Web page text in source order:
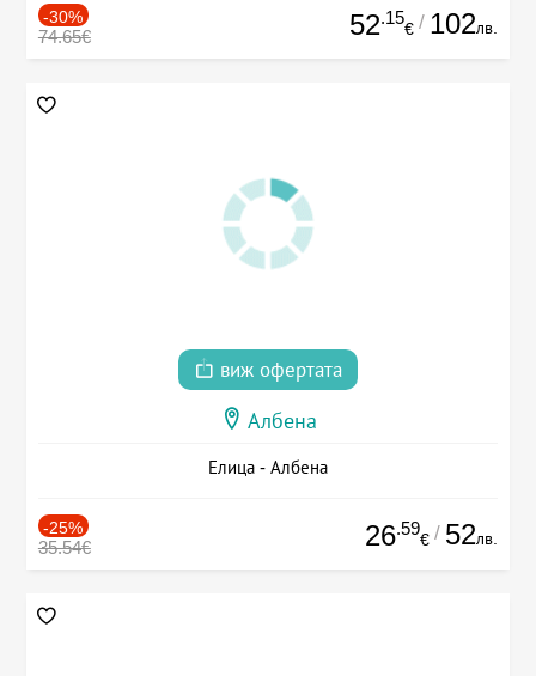
-30%
74.65€ 52.15
€ / 102лв.
виж офертата
Албена
Елица - Албена
-25%
35.54€ 26.59
€ / 52лв.